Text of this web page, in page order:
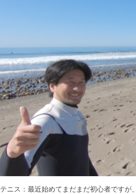
テニス：最近始めてまだまだ初心者です